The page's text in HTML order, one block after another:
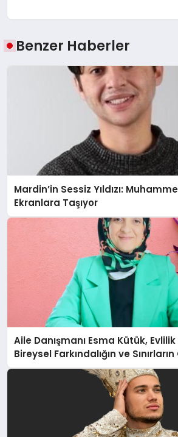
Benzer Haberler
Mardin’in Sessiz Yıldızı:
Ekranlara Taşıyor
Aile Danışmanı Esma Kütük,
Bireysel Farkındalığın ve
Anlatıyor